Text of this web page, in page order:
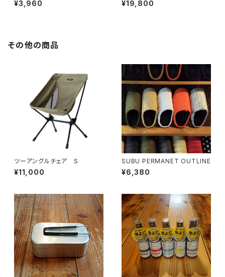
¥3,960 ¥19,800
その他の商品
ツーアングルチェア S
¥11,000
SUBU PERMANET OUTLINE
¥6,380